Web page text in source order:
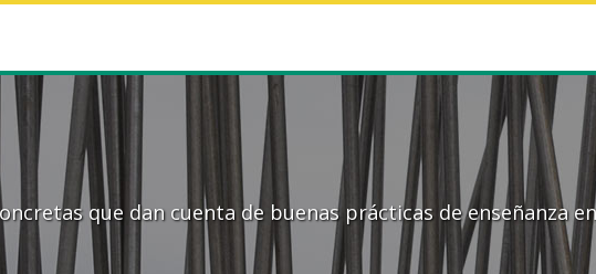
que dan cuenta de buenas prácticas de enseñanza